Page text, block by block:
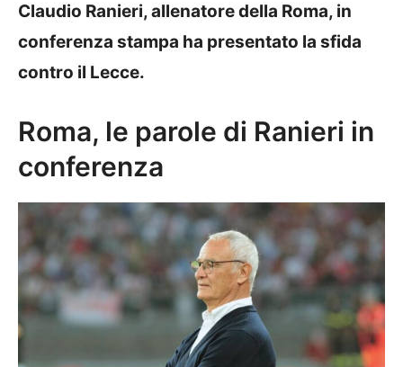
Claudio Ranieri, allenatore della Roma, in
conferenza stampa ha presentato la sfida
contro il Lecce.
Roma, le parole di Ranieri in
conferenza